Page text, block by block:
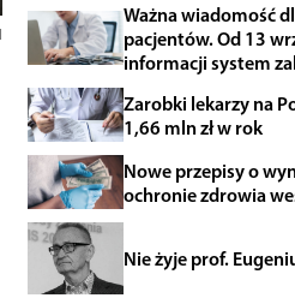
Ważna wiadomość
pacjentów. Od 13
informacji system
Zarobki lekarzy na
1,66 mln zł w rok
Nowe przepisy o
ochronie zdrowia
Nie żyje prof.